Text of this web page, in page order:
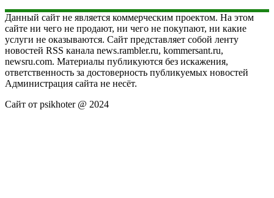
Данный сайт не является коммерческим проектом. На этом
сайте ни чего не продают, ни чего не покупают, ни какие
услуги не оказываются. Сайт представляет собой ленту
новостей RSS канала news.rambler.ru, kommersant.ru,
newsru.com. Материалы публикуются без искажения,
ответственность за достоверность публикуемых новостей
Администрация сайта не несёт.
Сайт от psikhoter @ 2024